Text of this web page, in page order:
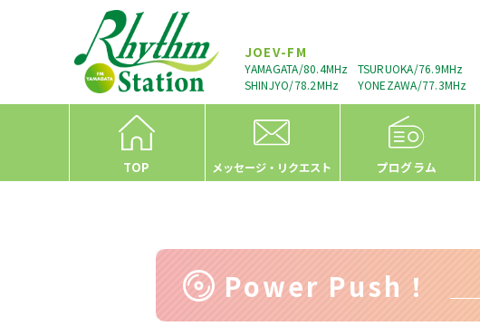
JOEV-FM
YAMAGATA/80.4MHz
TSURUOKA/76.9MHz
SHINJYO/78.2MHz
YONEZAWA/77.3MHz
TOP メッセージ・リクエスト プログラム
Power Push！